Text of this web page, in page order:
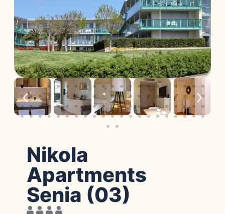
Nikola
Apartments
Senia (03)